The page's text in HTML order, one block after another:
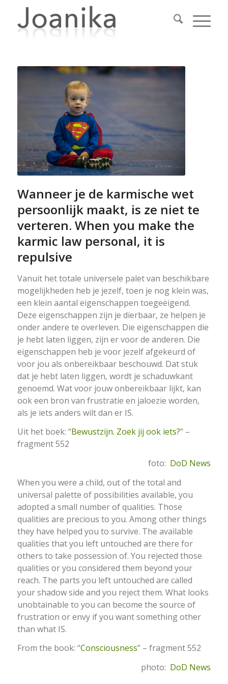
Wanneer je de karmische wet
persoonlijk maakt, is ze niet te
verteren. When you make the
karmic law personal, it is
repulsive
Vanuit het totale universele palet van beschikbare
mogelijkheden heb je jezelf, toen je nog klein was,
een klein aantal eigenschappen toegeëigend.
Deze eigenschappen zijn je dierbaar, ze helpen je
onder andere te overleven. Die eigenschappen die
je hebt laten liggen, zijn er voor de anderen. Die
eigenschappen heb je voor jezelf afgekeurd of
voor jou als onbereikbaar beschouwd. Dat stuk
dat je hebt laten liggen, wordt je schaduwkant
genoemd. Wat voor jouw onbereikbaar lijkt, kan
ook een bron van frustratie en jaloezie worden,
als je iets anders wilt dan er IS.
Uit het boek: “Bewustzijn. Zoek jij ook iets?” –
fragment 552
foto: DoD News
When you were a child, out of the total and
universal palette of possibilities available, you
adopted a small number of qualities. Those
qualities are precious to you. Among other things
they have helped you to survive. The available
qualities that you left untouched are there for
others to take possession of. You rejected those
qualities or you considered them beyond your
reach. The parts you left untouched are called
your shadow side and you reject them. What looks
unobtainable to you can become the source of
frustration or envy if you want something other
than what IS.
From the book: “Consciousness” – fragment 552
photo: DoD News